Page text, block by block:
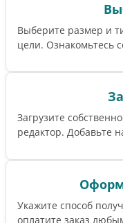
Выберите размер и
цели. Ознакомьтесь
Загрузите
редактор. Добавьте
Укажите способ
оплатите заказ